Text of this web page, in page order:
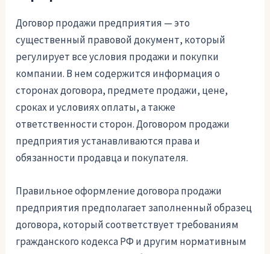
Договор продажи предприятия — это
существенный правовой документ, который
регулирует все условия продажи и покупки
компании. В нем содержится информация о
сторонах договора, предмете продажи, цене,
сроках и условиях оплаты, а также
ответственности сторон. Договором продажи
предприятия устанавливаются права и
обязанности продавца и покупателя.
Правильное оформление договора продажи
предприятия предполагает заполненный образец
договора, который соответствует требованиям
гражданского кодекса РФ и другим нормативным